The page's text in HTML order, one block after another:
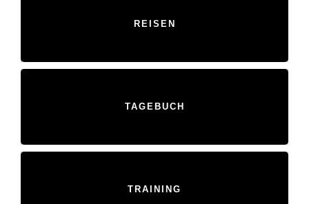
REISEN
TAGEBUCH
TRAINING